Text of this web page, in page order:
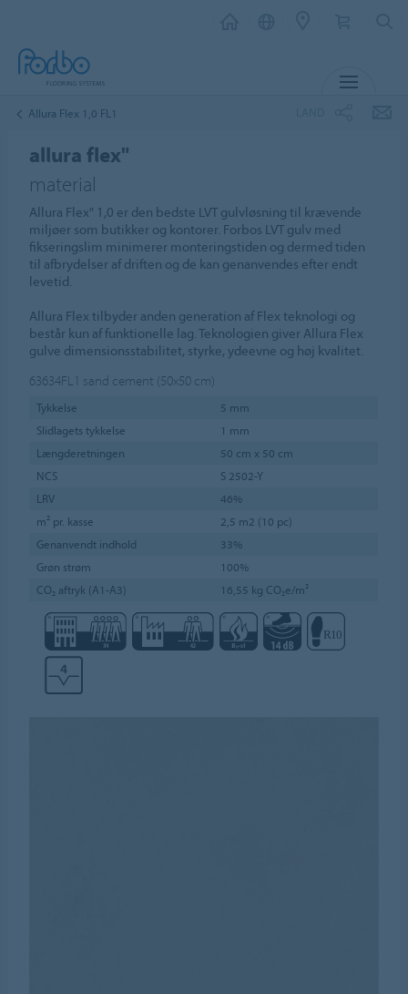
Allura Flex 1,0 FL1
allura flex"
material
Allura Flex" 1,0 er den bedste LVT gulvløsning til krævende
miljøer som butikker og kontorer. Forbos LVT gulv med
fikseringslim minimerer monteringstiden og dermed tiden
til afbrydelser af driften og de kan genanvendes efter endt
levetid.
Allura Flex tilbyder anden generation af Flex teknologi og
består kun af funktionelle lag. Teknologien giver Allura Flex
gulve dimensionsstabilitet, styrke, ydeevne og høj kvalitet.
63634FL1 sand cement (50x50 cm)
Tykkelse
5 mm
Slidlagets tykkelse
1 mm
Længderetningen
50 cm x 50 cm
NCS
S 2502-Y
LRV
46%
m² pr. kasse
2,5 m2 (10 pc)
Genanvendt indhold
33%
Grøn strøm
100%
CO₂ aftryk (A1-A3)
16,55 kg CO₂e/m²